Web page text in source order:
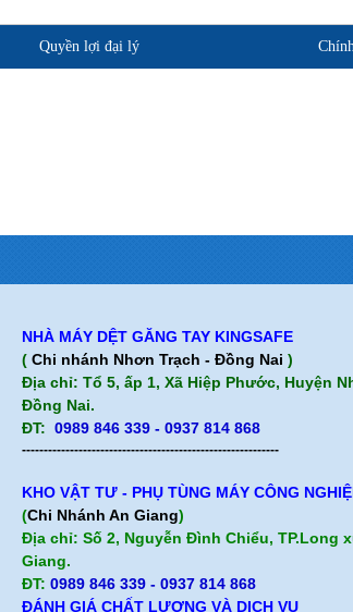
Quyền lợi đại lý
NHÀ MÁY DỆT GĂNG TAY KINGSAFE
( Chi nhánh Nhơn Trạch - Đồng Nai )
Địa chỉ: Tổ 5, ấp 1, Xã Hiệp Phước, Huyện
Đồng Nai.
ĐT: 0989 846 339 - 0937 814 868
-----------------------------------------------------------
KHO VẬT TƯ - PHỤ TÙNG MÁY CÔNG
(Chi Nhánh An Giang)
Địa chỉ: Số 2, Nguyễn Đình Chiểu, TP.Long
Giang.
ĐT: 0989 846 339 - 0937 814 868
ĐÁNH GIÁ CHẤT LƯỢNG VÀ DỊCH VỤ